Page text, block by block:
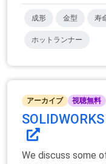
成形 金型 寿
ホットランナー
アーカイブ 視聴無料
We discuss some